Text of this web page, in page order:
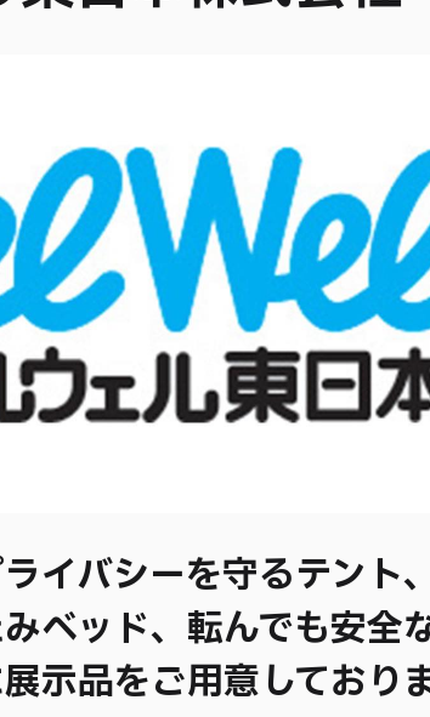
イバシーを守るテント
ベッド、転んでも安全
示品をご用意しており